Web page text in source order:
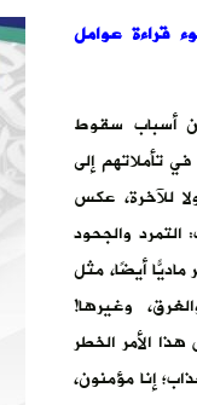
قراءة عوامل
أسباب سقوط
تأملاتهم إلى
للآخرة، عكس
والجحود
ماديًّا أيضًا، مثل
وغيرها!
الأمر الخطر
إنا مؤمنون،